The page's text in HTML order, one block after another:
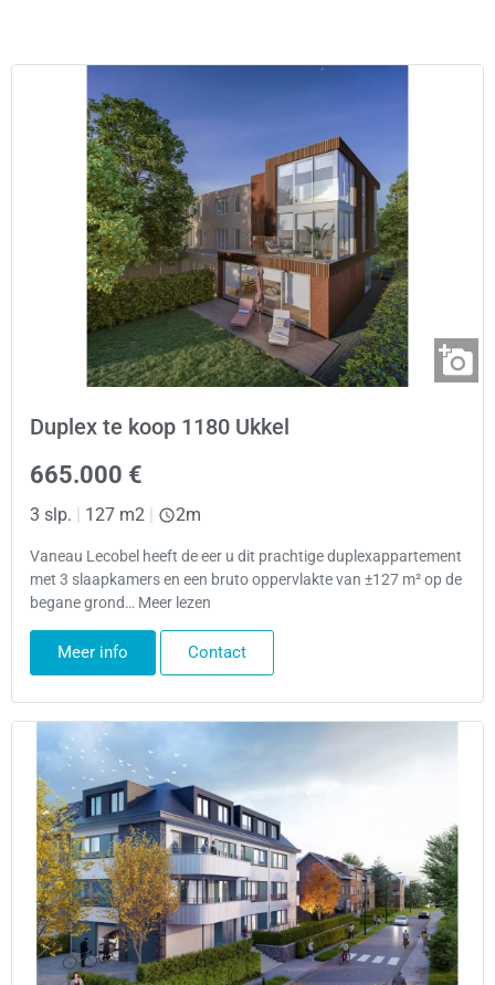
Duplex te koop 1180 Ukkel
665.000 €
3 slp. 127 m2 2m
Vaneau Lecobel heeft de eer u dit prachtige duplexappartement
met 3 slaapkamers en een bruto oppervlakte van ±127 m² op de
begane grond… Meer lezen
Meer info Contact